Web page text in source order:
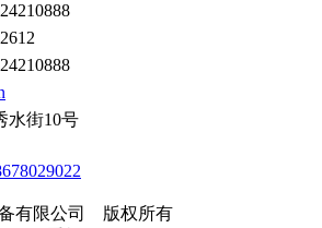
水街10号
有限公司 版权所有